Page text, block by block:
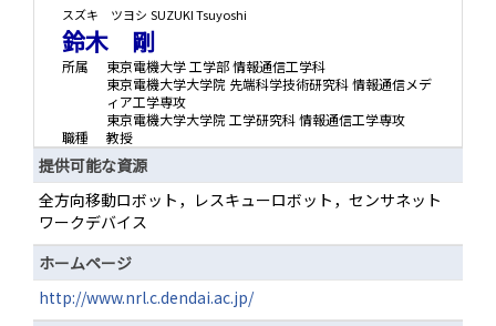
スズキ ツヨシ SUZUKI Tsuyoshi
鈴木 剛
所属
東京電機大学 工学部 情報通信工学科
東京電機大学大学院 先端科学技術研究科 情報通信メデ
ィア工学専攻
東京電機大学大学院 工学研究科 情報通信工学専攻
職種
教授
提供可能な資源
全方向移動ロボット，レスキューロボット，センサネット
ワークデバイス
ホームページ
http://www.nrl.c.dendai.ac.jp/